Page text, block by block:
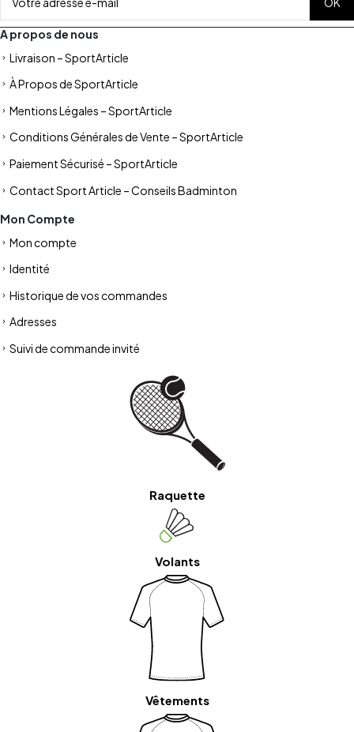
A propos de nous
Livraison – SportArticle
À Propos de SportArticle
Mentions Légales – SportArticle
Conditions Générales de Vente – SportArticle
Paiement Sécurisé – SportArticle
Contact Sport Article – Conseils Badminton
Mon Compte
Mon compte
Identité
Historique de vos commandes
Adresses
Suivi de commande invité
Raquette
Volants
Vêtements